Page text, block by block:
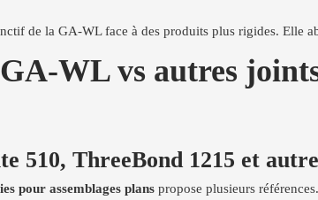
de la GA-WL face à des produits plus rigides. Elle
WL vs autres
510, ThreeBond 1215 et
pour assemblages plans propose plusieurs